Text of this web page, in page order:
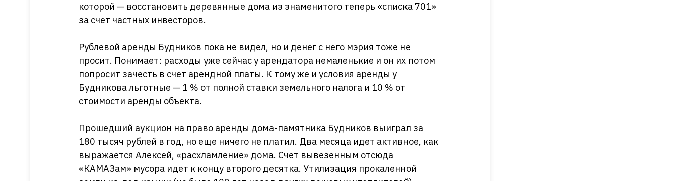
которой — восстановить деревянные дома из знаменитого теперь «списка 701»
за счет частных инвесторов.
Рублевой аренды Будников пока не видел, но и денег с него мэрия тоже не
просит. Понимает: расходы уже сейчас у арендатора немаленькие и он их потом
попросит зачесть в счет арендной платы. К тому же и условия аренды у
Будникова льготные — 1 % от полной ставки земельного налога и 10 % от
стоимости аренды объекта.
Прошедший аукцион на право аренды дома-памятника Будников выиграл за
180 тысяч рублей в год, но еще ничего не платил. Два месяца идет активное, как
выражается Алексей, «расхламление» дома. Счет вывезенным отсюда
«КАМАЗам» мусора идет к концу второго десятка. Утилизация прокаленной